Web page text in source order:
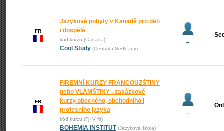
FR
Jazykové pobyty v Kanadě pro děti
i dospělé
kód kurzu (Canada)
Cool Study (Centrála Sedlčany)
–
FR
FIREMNÍ KURZY FRANCOUZŠTINY
nebo VLÁMŠTINY - zakázkové
kurzy obecného, obchodního i
profesního jazyka
kód kurzu (Fj+V fir)
BOHEMIA INSTITUT (Jazyková škola)
–